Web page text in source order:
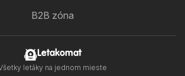
B2B zóna
Letakomat
letáky na jednom mieste